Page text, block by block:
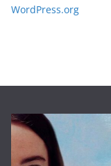
WordPress.org